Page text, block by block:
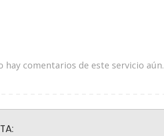
hay comentarios de este servicio aún.